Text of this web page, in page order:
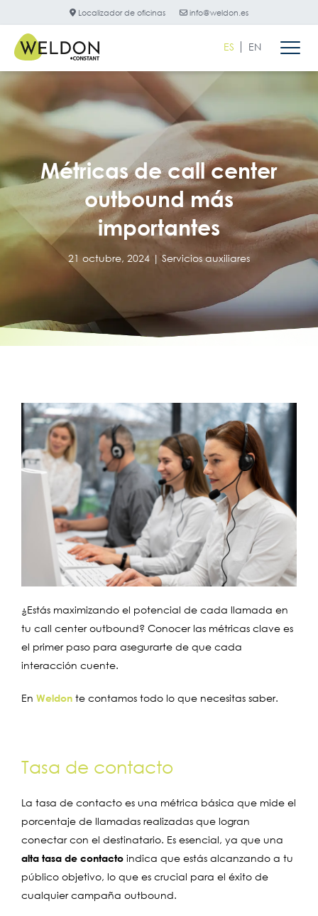
Localizador de oficinas info@weldon.es
ES EN
Métricas de call center
outbound más
importantes
21 octubre, 2024 | Servicios auxiliares
¿Estás maximizando el potencial de cada llamada en
tu call center outbound? Conocer las métricas clave es
el primer paso para asegurarte de que cada
interacción cuente.
En Weldon te contamos todo lo que necesitas saber.
Tasa de contacto
La tasa de contacto es una métrica básica que mide el
porcentaje de llamadas realizadas que logran
conectar con el destinatario. Es esencial, ya que una
alta tasa de contacto indica que estás alcanzando a tu
público objetivo, lo que es crucial para el éxito de
cualquier campaña outbound.